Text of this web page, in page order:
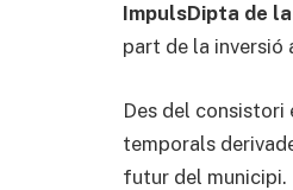
ImpulsDipta de
part de la inversió
Des del consistori
temporals
futur del municipi.